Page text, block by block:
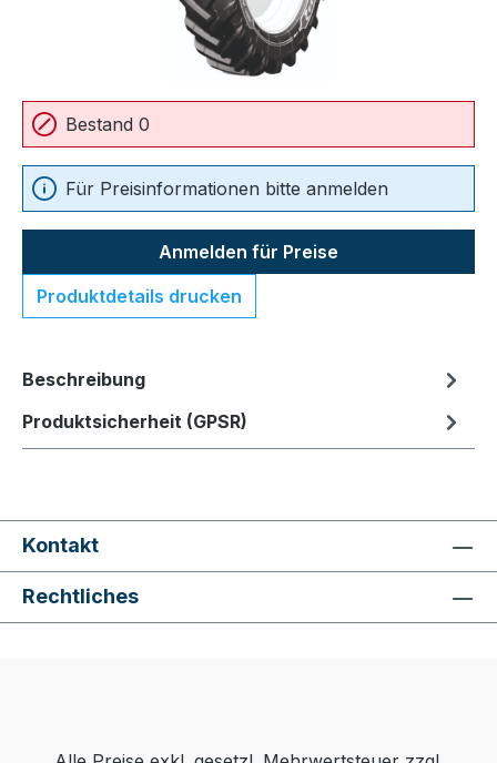
Bestand 0
Für Preisinformationen bitte anmelden
Anmelden für Preise
Produktdetails drucken
Beschreibung
Produktsicherheit (GPSR)
Kontakt
Rechtliches